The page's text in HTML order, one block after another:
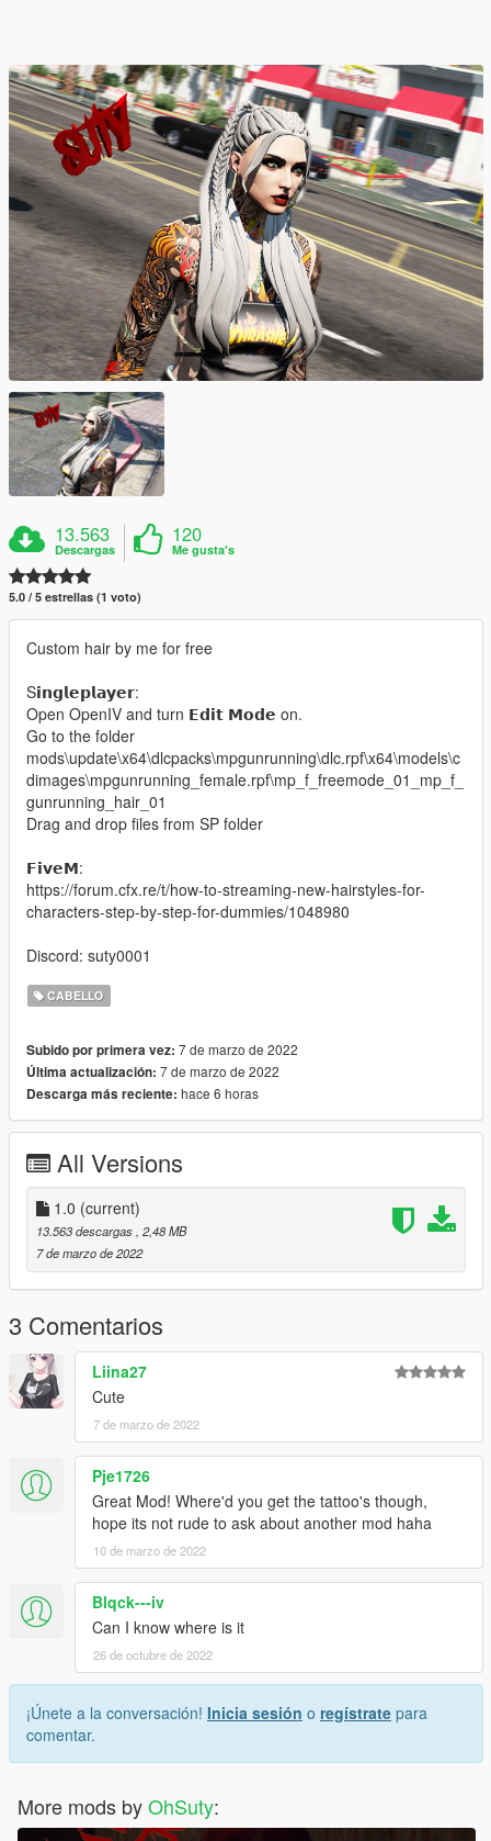
13.563
Descargas
120
Me gusta's
5.0 / 5 estrellas (1 voto)
Custom hair by me for free
S𝗶𝗻𝗴𝗹𝗲𝗽𝗹𝗮𝘆𝗲𝗿:
Open OpenIV and turn 𝗘𝗱𝗶𝘁 𝗠𝗼𝗱𝗲 on.
Go to the folder
mods\update\x64\dlcpacks\mpgunrunning\dlc.rpf\x64\models\c
dimages\mpgunrunning_female.rpf\mp_f_freemode_01_mp_f_
gunrunning_hair_01
Drag and drop files from SP folder
𝗙𝗶𝘃𝗲𝗠:
https://forum.cfx.re/t/how-to-streaming-new-hairstyles-for-
characters-step-by-step-for-dummies/1048980
Discord: suty0001
CABELLO
Subido por primera vez: 7 de marzo de 2022
Última actualización: 7 de marzo de 2022
Descarga más reciente: hace 6 horas
All Versions
1.0 (current)
13.563 descargas , 2,48 MB
7 de marzo de 2022
3 Comentarios
Liina27
Cute
7 de marzo de 2022
Pje1726
Great Mod! Where'd you get the tattoo's though,
hope its not rude to ask about another mod haha
10 de marzo de 2022
Blqck---iv
Can I know where is it
26 de octubre de 2022
¡Únete a la conversación! Inicia sesión o regístrate para
comentar.
More mods byOhSuty: